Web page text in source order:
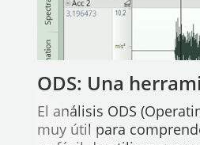
ODS: Una
El análisis ODS
muy útil para